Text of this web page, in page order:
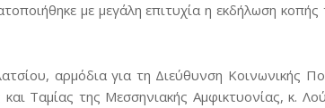
με μεγάλη επιτυχία η εκδήλωση
αρμόδια για τη Διεύθυνση Κοινωνικής
Ταμίας της Μεσσηνιακής Αμφικτυονίας, κ.